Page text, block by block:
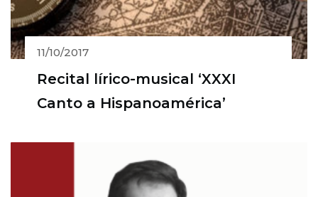
11/10/2017
Recital lírico-musical ‘XXXI
Canto a Hispanoamérica’